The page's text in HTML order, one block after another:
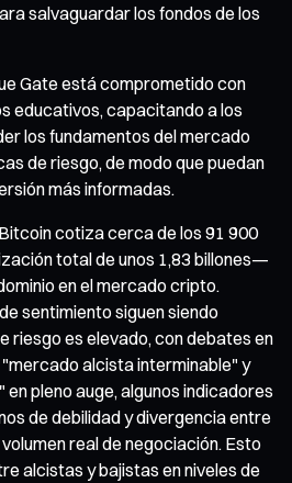
salvaguardar los fondos de los
Gate está comprometido con
educativos, capacitando a los
los fundamentos del mercado
de riesgo, de modo que puedan
más informadas.
cotiza cerca de los 91 900
total de unos 1,83 billones—
en el mercado cripto.
sentimiento siguen siendo
riesgo es elevado, con debates en
alcista interminable" y
pleno auge, algunos indicadores
de debilidad y divergencia entre
volumen real de negociación. Esto
alcistas y bajistas en niveles de